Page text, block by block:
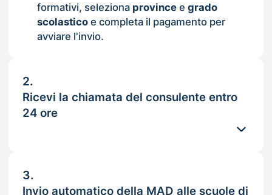
formativi, seleziona provincee grado
scolasticoe completa il pagamento per
avviare l'invio.
2.
Ricevi la chiamata del consulente entro
24 ore
3.
Invio automatico della MAD alle scuole di